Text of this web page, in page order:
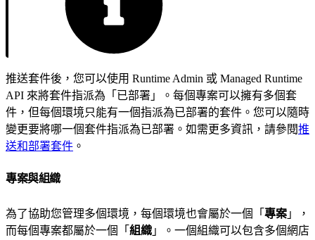
推送套件後，您可以使用 Runtime Admin 或 Managed Runtime
API 來將套件指派為「已部署」。每個專案可以擁有多個套
件，但每個環境只能有一個指派為已部署的套件。您可以隨時
變更要將哪一個套件指派為已部署。如需更多資訊，請參閱推
送和部署套件 。
專案與組織
為了協助您管理多個環境，每個環境也會屬於一個「 專案 」，
而每個專案都屬於一個「 組織 」。一個組織可以包含多個網店